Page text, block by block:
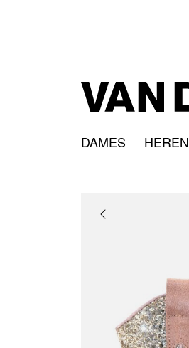
DAMES HEREN